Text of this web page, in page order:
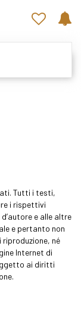
Tutti i testi,
i rispettivi
e alle altre
e pertanto non
né
Internet di
ai diritti